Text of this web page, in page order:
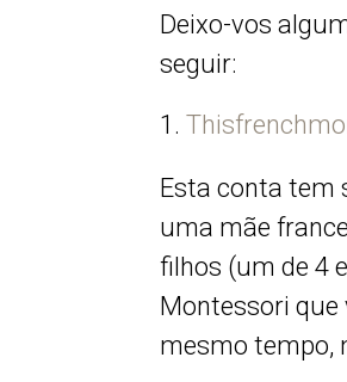
Deixo-vos
seguir:
Esta conta tem
uma mãe
filhos (um de 4
Montessori
mesmo tempo,